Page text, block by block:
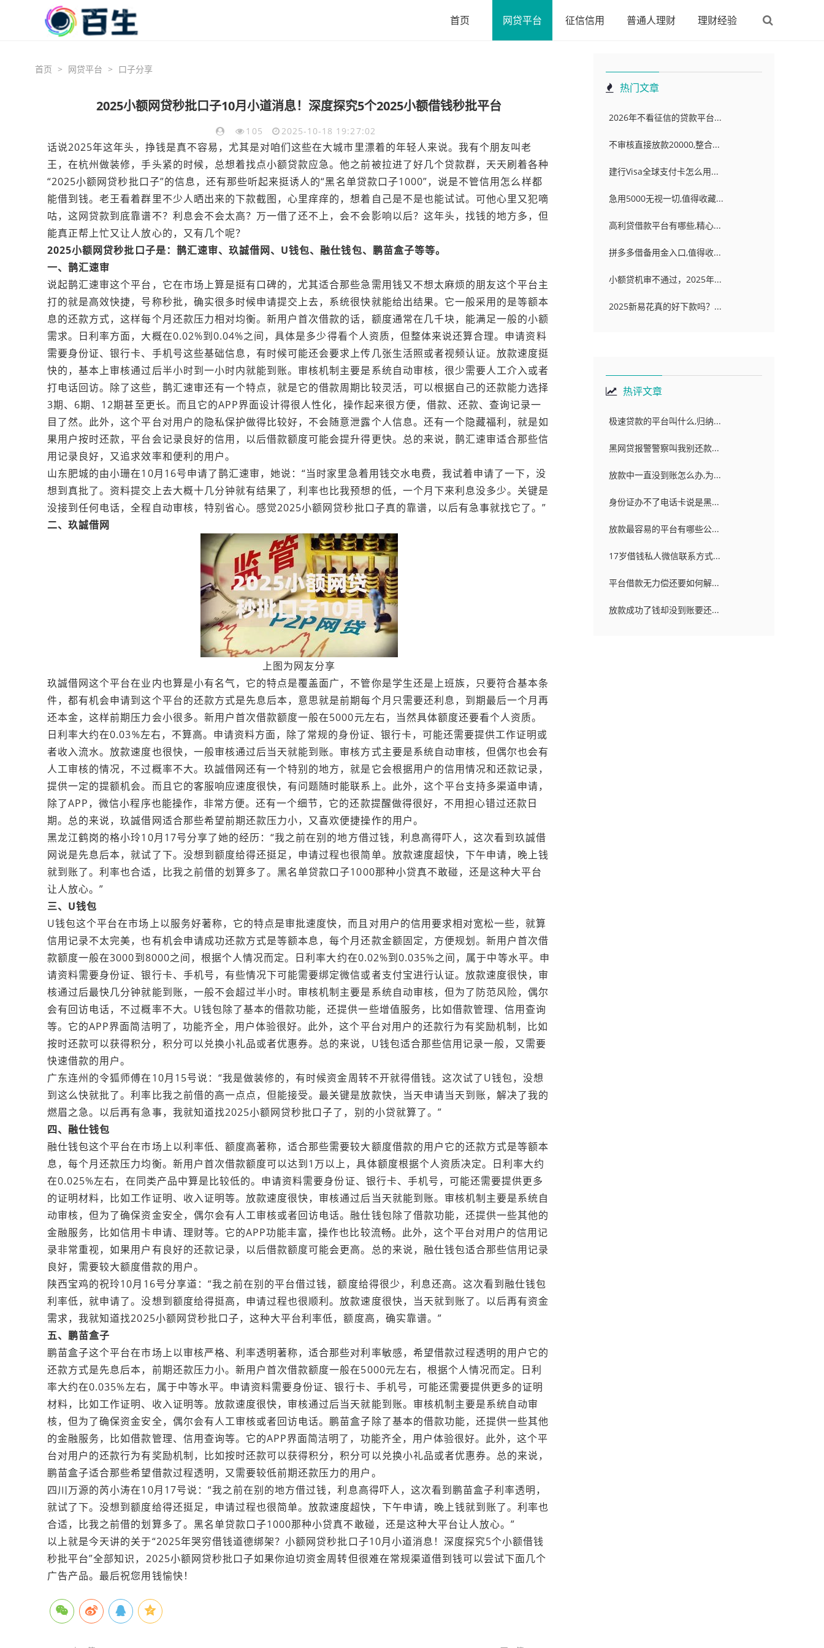
首页 网贷平台 征信信用 普通人理财 理财经验
首页 > 网贷平台 > 口子分享
2025小额网贷秒批口子10月小道消息！深度探究5个2025小额借钱秒批平台
105 2025-10-18 19:27:02
话说2025年这年头，挣钱是真不容易，尤其是对咱们这些在大城市里漂着的年轻人来说。我有个朋友叫老
王，在杭州做装修，手头紧的时候，总想着找点小额贷款应急。他之前被拉进了好几个贷款群，天天刷着各种
“2025小额网贷秒批口子”的信息，还有那些听起来挺诱人的“黑名单贷款口子1000”，说是不管信用怎么样都
能借到钱。老王看着群里不少人晒出来的下款截图，心里痒痒的，想着自己是不是也能试试。可他心里又犯嘀
咕，这网贷款到底靠谱不？利息会不会太高？万一借了还不上，会不会影响以后？这年头，找钱的地方多，但
能真正帮上忙又让人放心的，又有几个呢？
2025小额网贷秒批口子是：鹊汇速审、玖誠借网、U钱包、融仕钱包、鹏苗盒子等等。
一、鹊汇速审
说起鹊汇速审这个平台，它在市场上算是挺有口碑的，尤其适合那些急需用钱又不想太麻烦的朋友这个平台主
打的就是高效快捷，号称秒批，确实很多时候申请提交上去，系统很快就能给出结果。它一般采用的是等额本
息的还款方式，这样每个月还款压力相对均衡。新用户首次借款的话，额度通常在几千块，能满足一般的小额
需求。日利率方面，大概在0.02%到0.04%之间，具体是多少得看个人资质，但整体来说还算合理。申请资料
需要身份证、银行卡、手机号这些基础信息，有时候可能还会要求上传几张生活照或者视频认证。放款速度挺
快的，基本上审核通过后半小时到一小时内就能到账。审核机制主要是系统自动审核，很少需要人工介入或者
打电话回访。除了这些，鹊汇速审还有一个特点，就是它的借款周期比较灵活，可以根据自己的还款能力选择
3期、6期、12期甚至更长。而且它的APP界面设计得很人性化，操作起来很方便，借款、还款、查询记录一
目了然。此外，这个平台对用户的隐私保护做得比较好，不会随意泄露个人信息。还有一个隐藏福利，就是如
果用户按时还款，平台会记录良好的信用，以后借款额度可能会提升得更快。总的来说，鹊汇速审适合那些信
用记录良好，又追求效率和便利的用户。
山东肥城的由小珊在10月16号申请了鹊汇速审，她说：“当时家里急着用钱交水电费，我试着申请了一下，没
想到真批了。资料提交上去大概十几分钟就有结果了，利率也比我预想的低，一个月下来利息没多少。关键是
没接到任何电话，全程自动审核，特别省心。感觉2025小额网贷秒批口子真的靠谱，以后有急事就找它了。”
二、玖誠借网
上图为网友分享
玖誠借网这个平台在业内也算是小有名气，它的特点是覆盖面广，不管你是学生还是上班族，只要符合基本条
件，都有机会申请到这个平台的还款方式是先息后本，意思就是前期每个月只需要还利息，到期最后一个月再
还本金，这样前期压力会小很多。新用户首次借款额度一般在5000元左右，当然具体额度还要看个人资质。
日利率大约在0.03%左右，不算高。申请资料方面，除了常规的身份证、银行卡，可能还需要提供工作证明或
者收入流水。放款速度也很快，一般审核通过后当天就能到账。审核方式主要是系统自动审核，但偶尔也会有
人工审核的情况，不过概率不大。玖誠借网还有一个特别的地方，就是它会根据用户的信用情况和还款记录，
提供一定的提额机会。而且它的客服响应速度很快，有问题随时能联系上。此外，这个平台支持多渠道申请，
除了APP，微信小程序也能操作，非常方便。还有一个细节，它的还款提醒做得很好，不用担心错过还款日
期。总的来说，玖誠借网适合那些希望前期还款压力小，又喜欢便捷操作的用户。
黑龙江鹤岗的格小玲10月17号分享了她的经历：“我之前在别的地方借过钱，利息高得吓人，这次看到玖誠借
网说是先息后本，就试了下。没想到额度给得还挺足，申请过程也很简单。放款速度超快，下午申请，晚上钱
就到账了。利率也合适，比我之前借的划算多了。黑名单贷款口子1000那种小贷真不敢碰，还是这种大平台
让人放心。”
三、U钱包
U钱包这个平台在市场上以服务好著称，它的特点是审批速度快，而且对用户的信用要求相对宽松一些，就算
信用记录不太完美，也有机会申请成功还款方式是等额本息，每个月还款金额固定，方便规划。新用户首次借
款额度一般在3000到8000之间，根据个人情况而定。日利率大约在0.02%到0.035%之间，属于中等水平。申
请资料需要身份证、银行卡、手机号，有些情况下可能需要绑定微信或者支付宝进行认证。放款速度很快，审
核通过后最快几分钟就能到账，一般不会超过半小时。审核机制主要是系统自动审核，但为了防范风险，偶尔
会有回访电话，不过概率不大。U钱包除了基本的借款功能，还提供一些增值服务，比如借款管理、信用查询
等。它的APP界面简洁明了，功能齐全，用户体验很好。此外，这个平台对用户的还款行为有奖励机制，比如
按时还款可以获得积分，积分可以兑换小礼品或者优惠券。总的来说，U钱包适合那些信用记录一般，又需要
快速借款的用户。
广东‌连州的令狐师傅在10月15号说：“我是做装修的，有时候资金周转不开就得借钱。这次试了U钱包，没想
到这么快就批了。利率比我之前借的高一点点，但能接受。最关键是放款快，当天申请当天到账，解决了我的
燃眉之急。以后再有急事，我就知道找2025小额网贷秒批口子了，别的小贷就算了。”
四、融仕钱包
融仕钱包这个平台在市场上以利率低、额度高著称，适合那些需要较大额度借款的用户它的还款方式是等额本
息，每个月还款压力均衡。新用户首次借款额度可以达到1万以上，具体额度根据个人资质决定。日利率大约
在0.025%左右，在同类产品中算是比较低的。申请资料需要身份证、银行卡、手机号，可能还需要提供更多
的证明材料，比如工作证明、收入证明等。放款速度很快，审核通过后当天就能到账。审核机制主要是系统自
动审核，但为了确保资金安全，偶尔会有人工审核或者回访电话。融仕钱包除了借款功能，还提供一些其他的
金融服务，比如信用卡申请、理财等。它的APP功能丰富，操作也比较流畅。此外，这个平台对用户的信用记
录非常重视，如果用户有良好的还款记录，以后借款额度可能会更高。总的来说，融仕钱包适合那些信用记录
良好，需要较大额度借款的用户。
陕西宝鸡的祝玲10月16号分享道：“我之前在别的平台借过钱，额度给得很少，利息还高。这次看到融仕钱包
利率低，就申请了。没想到额度给得挺高，申请过程也很顺利。放款速度很快，当天就到账了。以后再有资金
需求，我就知道找2025小额网贷秒批口子，这种大平台利率低，额度高，确实靠谱。”
五、鹏苗盒子
鹏苗盒子这个平台在市场上以审核严格、利率透明著称，适合那些对利率敏感，希望借款过程透明的用户它的
还款方式是先息后本，前期还款压力小。新用户首次借款额度一般在5000元左右，根据个人情况而定。日利
率大约在0.035%左右，属于中等水平。申请资料需要身份证、银行卡、手机号，可能还需要提供更多的证明
材料，比如工作证明、收入证明等。放款速度很快，审核通过后当天就能到账。审核机制主要是系统自动审
核，但为了确保资金安全，偶尔会有人工审核或者回访电话。鹏苗盒子除了基本的借款功能，还提供一些其他
的金融服务，比如借款管理、信用查询等。它的APP界面简洁明了，功能齐全，用户体验很好。此外，这个平
台对用户的还款行为有奖励机制，比如按时还款可以获得积分，积分可以兑换小礼品或者优惠券。总的来说，
鹏苗盒子适合那些希望借款过程透明，又需要较低前期还款压力的用户。
四川‌万源的芮小涛在10月17号说：“我之前在别的地方借过钱，利息高得吓人，这次看到鹏苗盒子利率透明，
就试了下。没想到额度给得还挺足，申请过程也很简单。放款速度超快，下午申请，晚上钱就到账了。利率也
合适，比我之前借的划算多了。黑名单贷款口子1000那种小贷真不敢碰，还是这种大平台让人放心。”
以上就是今天讲的关于“2025年哭穷借钱道德绑架？小额网贷秒批口子10月小道消息！深度探究5个小额借钱
秒批平台”全部知识，2025小额网贷秒批口子如果你迫切资金周转但很难在常规渠道借到钱可以尝试下面几个
广告产品。最后祝您用钱愉快！
热门文章
2026年不看征信的贷款平台...
不审核直接放款20000,整合...
建行Visa全球支付卡怎么用...
急用5000无视一切,值得收藏...
高利贷借款平台有哪些,精心...
拼多多借备用金入口,值得收...
小额贷机审不通过，2025年...
2025新易花真的好下款吗？...
热评文章
极速贷款的平台叫什么,归纳...
黑网贷报警警察叫我别还款...
放款中一直没到账怎么办,为...
身份证办不了电话卡说是黑...
放款最容易的平台有哪些公...
17岁借钱私人微信联系方式...
平台借款无力偿还要如何解...
放款成功了钱却没到账要还...